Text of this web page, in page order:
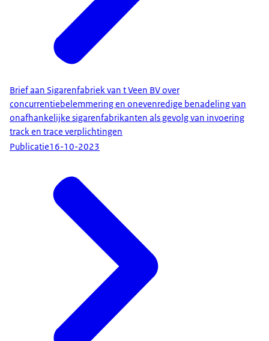
Brief aan Sigarenfabriek van t Veen BV over
concurrentiebelemmering en onevenredige benadeling van
onafhankelijke sigarenfabrikanten als gevolg van invoering
track en trace verplichtingen
Publicatie16-10-2023